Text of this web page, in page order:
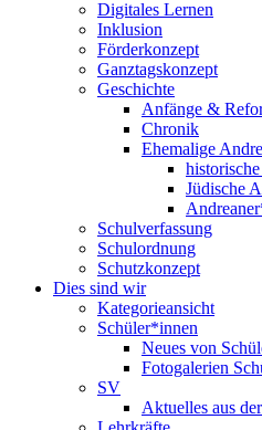
Digitales Lernen
Inklusion
Förderkonzept
Ganztagskonzept
Geschichte
Anfänge &
Chronik
Ehemalige
Jüdische
Schulverfassung
Schulordnung
Schutzkonzept
Dies sind wir
Kategorieansicht
Schüler*innen
Neues von
Fotogalerien
SV
Aktuelles aus